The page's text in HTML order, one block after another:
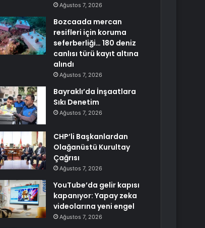
Ağustos 7, 2026
Bozcaada mercan
resifleri için koruma
seferberliği… 180 deniz
canlısı türü kayıt altına
alındı
Ağustos 7, 2026
Bayraklı’da İnşaatlara
Sıkı Denetim
Ağustos 7, 2026
CHP’li Başkanlardan
Olağanüstü Kurultay
Çağrısı
Ağustos 7, 2026
YouTube’da gelir kapısı
kapanıyor: Yapay zeka
videolarına yeni engel
Ağustos 7, 2026